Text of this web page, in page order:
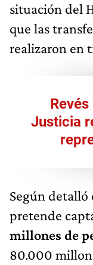
situación del
que las
realizaron en
Justicia
Según
pretende
millones de
80.000